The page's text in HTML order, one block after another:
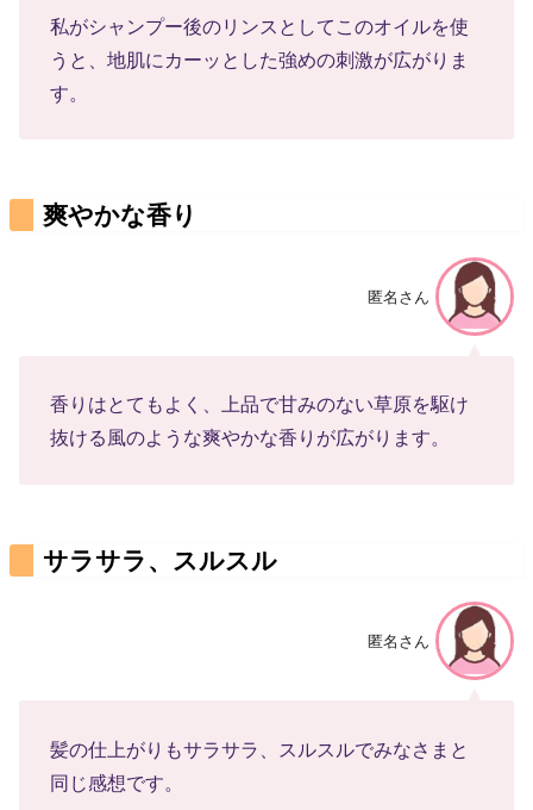
私がシャンプー後のリンスとしてこのオイルを使
うと、地肌にカーッとした強めの刺激が広がりま
す。
爽やかな香り
匿名さん
香りはとてもよく、上品で甘みのない草原を駆け
抜ける風のような爽やかな香りが広がります。
サラサラ、スルスル
匿名さん
髪の仕上がりもサラサラ、スルスルでみなさまと
同じ感想です。